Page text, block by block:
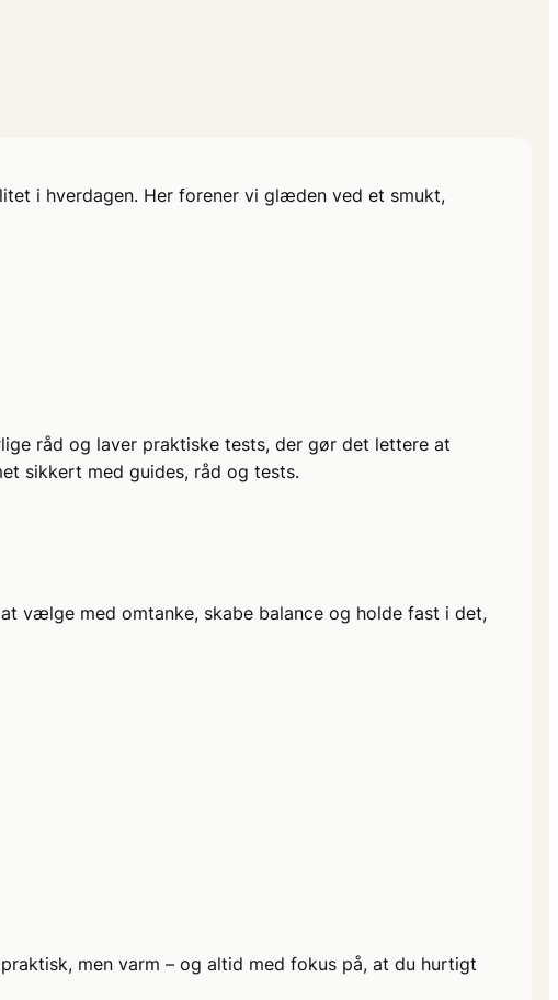
i hverdagen. Her forener vi glæden ved et smukt,
råd og laver praktiske tests, der gør det lettere at
sikkert med guides, råd og tests.
vælge med omtanke, skabe balance og holde fast i det,
men varm – og altid med fokus på, at du hurtigt